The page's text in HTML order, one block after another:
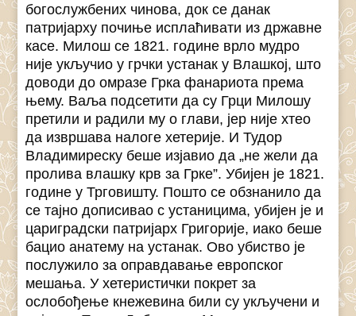
богослужбених чинова, док се данак
патријарху почиње исплаћивати из државне
касе. Милош се 1821. године врло мудро
није укључио у грчки устанак у Влашкој, што
доводи до омразе Грка фанариота према
њему. Ваља подсетити да су Грци Милошу
претили и радили му о глави, јер није хтео
да извршава налоге хетерије. И Тудор
Владимиреску беше изјавио да „не жели да
пролива влашку крв за Грке”. Убијен је 1821.
године у Трговишту. Пошто се обзнанило да
се тајно дописивао с устаницима, убијен је и
цариградски патријарх Григорије, иако беше
бацио анатему на устанак. Ово убиство је
послужило за оправдавање европског
мешања. У хетеристички покрет за
ослобођење кнежевина били су укључени и